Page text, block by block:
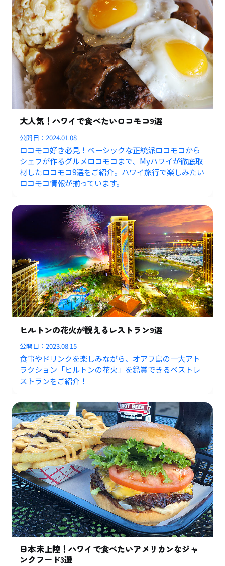
大人気！ハワイで食べたいロコモコ9選
公開日：2024.01.08
ロコモコ好き必見！ベーシックな正統派ロコモコから
シェフが作るグルメロコモコまで、Myハワイが徹底取
材したロコモコ9選をご紹介。ハワイ旅行で楽しみたい
ロコモコ情報が揃っています。
ヒルトンの花火が観えるレストラン9選
公開日：2023.08.15
食事やドリンクを楽しみながら、オアフ島の一大アト
ラクション「ヒルトンの花火」を鑑賞できるベストレ
ストランをご紹介！
日本未上陸！ハワイで食べたいアメリカンなジャ
ンクフード3選